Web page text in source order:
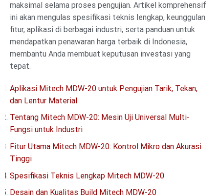
maksimal selama proses pengujian. Artikel komprehensif
ini akan mengulas spesifikasi teknis lengkap, keunggulan
fitur, aplikasi di berbagai industri, serta panduan untuk
mendapatkan penawaran harga terbaik di Indonesia,
membantu Anda membuat keputusan investasi yang
tepat.
Aplikasi Mitech MDW-20 untuk Pengujian Tarik, Tekan,
dan Lentur Material
Tentang Mitech MDW-20: Mesin Uji Universal Multi-
Fungsi untuk Industri
Fitur Utama Mitech MDW-20: Kontrol Mikro dan Akurasi
Tinggi
Spesifikasi Teknis Lengkap Mitech MDW-20
Desain dan Kualitas Build Mitech MDW-20